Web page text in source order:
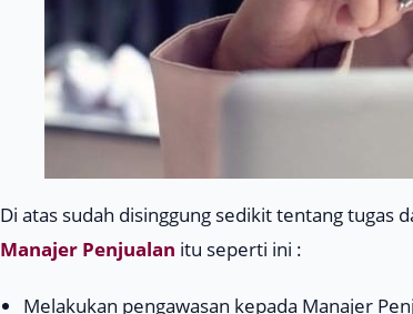
Di atas sudah disinggung sedikit tentang tugas
Manajer Penjualan itu seperti ini :
Melakukan pengawasan kepada Manajer